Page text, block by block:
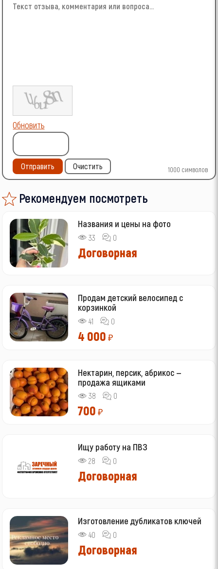
1000 символов
Обновить
Отправить Очистить
Рекомендуем посмотреть
Названия и цены на фото
33 0
Договорная
Продам детский велосипед с
корзинкой
41 0
4 000 ₽
Нектарин, персик, абрикос —
продажа ящиками
38 0
700 ₽
Ищу работу на ПВЗ
28 0
Договорная
Изготовление дубликатов ключей
40 0
Договорная